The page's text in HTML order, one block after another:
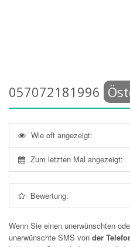
057072181996
Wie oft angezeigt:
Zum letzten Mal angezeigt:
Bewertung:
Wenn Sie einen unerwünschten
unerwünschte SMS von der